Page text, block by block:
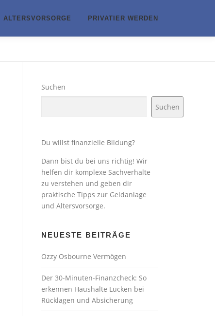
ALTERSVORSORGE PRIVATIER WERDEN
Suchen
Suchen
Du willst finanzielle Bildung?
Dann bist du bei uns richtig! Wir
helfen dir komplexe Sachverhalte
zu verstehen und geben dir
praktische Tipps zur Geldanlage
und Altersvorsorge.
NEUESTE BEITRÄGE
Ozzy Osbourne Vermögen
Der 30-Minuten-Finanzcheck: So
erkennen Haushalte Lücken bei
Rücklagen und Absicherung